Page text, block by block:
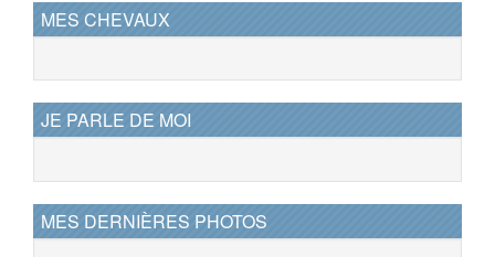
MES CHEVAUX
JE PARLE DE MOI
MES DERNIÈRES PHOTOS